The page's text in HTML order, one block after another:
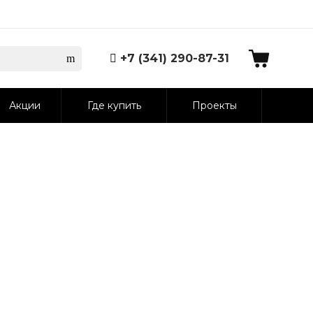
+7 (341) 290-87-31
Акции Где купить Проекты